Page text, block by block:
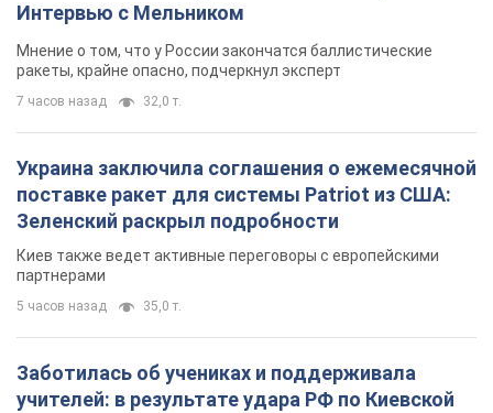
Интервью с Мельником
Мнение о том, что у России закончатся баллистические
ракеты, крайне опасно, подчеркнул эксперт
7 часов назад 32,0 т.
Украина заключила соглашения о ежемесячной
поставке ракет для системы Patriot из США:
Зеленский раскрыл подробности
Киев также ведет активные переговоры с европейскими
партнерами
5 часов назад 35,0 т.
Заботилась об учениках и поддерживала
учителей: в результате удара РФ по Киевской